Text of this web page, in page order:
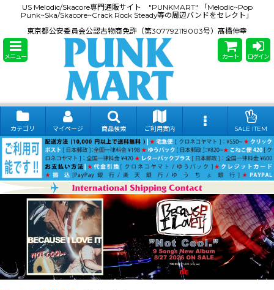
US Melodic/Skacore専門通販サイト "PUNKMART" 「Melodic~Pop
Punk~Ska/Skacore~Crack Rock Steady等の周辺バンドをセレクト」
東京都公安委員会公認古物商免許（第307792119003号）髙橋伸幸
メニュー カート ログイン
カテゴリ マイページ 商品検索 ご利用案内 SALE ITEM